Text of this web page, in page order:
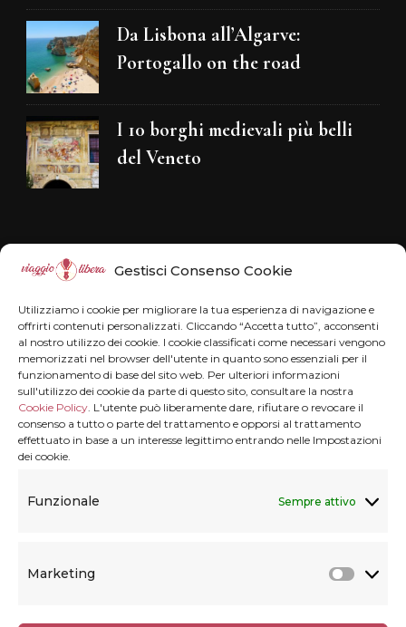
Gestisci Consenso Cookie
Utilizziamo i cookie per migliorare la tua esperienza di navigazione e
offrirti contenuti personalizzati. Cliccando “Accetta tutto”, acconsenti
al nostro utilizzo dei cookie. I cookie classificati come necessari vengono
memorizzati nel browser dell'utente in quanto sono essenziali per il
funzionamento di base del sito web. Per ulteriori informazioni
sull'utilizzo dei cookie da parte di questo sito, consultare la nostra
Cookie Policy. L'utente può liberamente dare, rifiutare o revocare il
consenso a tutto o parte del trattamento e opporsi al trattamento
effettuato in base a un interesse legittimo entrando nelle Impostazioni
dei cookie.
Funzionale Sempre attivo
Marketing
Da Lisbona all’Algarve:
Portogallo on the road
I 10 borghi medievali più belli
del Veneto
testata giornalistica in quanto viene aggiornato
senza alcuna periodicità . Non può pertanto
considerarsi un prodotto editoriale ai sensi della
legge n° 62 del 7.03.2001.Disclaimer
Cookie Policy (UE)